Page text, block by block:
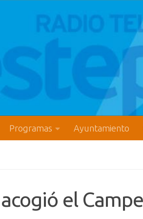
Programas Ayuntamiento
el